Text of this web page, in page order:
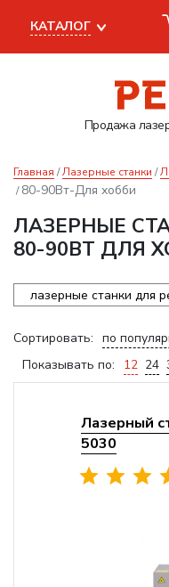
Продажа
КАТАЛОГ
Главная Лазерные станки
80-90Вт-Для хобби
ЛАЗЕРНЫЕ
80-90ВТ ДЛЯ
лазерные станки для
Сортировать: по
Показывать по:
12 24
Лазерный
5030